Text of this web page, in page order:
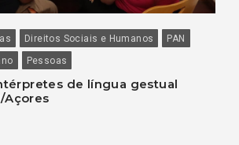
Direitos Sociais e Humanos
PAN
Pessoas
de língua gestual
Açores